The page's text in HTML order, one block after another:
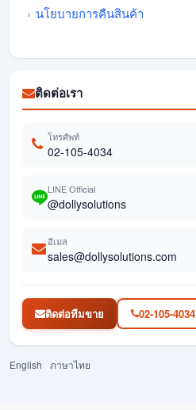
นโยบายการคืนสินค้า
ติดต่อเรา
โทรศัพท์
02-105-4034
LINE Official
@dollysolutions
อีเมล
sales@dollysolutions.com
ติดต่อทีมขาย 02-105-4034
English ภาษาไทย